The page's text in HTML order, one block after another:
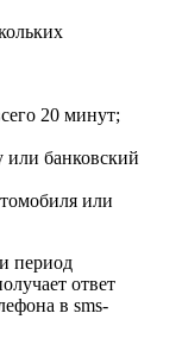
20 минут;
или банковский
или
период
ответ
в sms-